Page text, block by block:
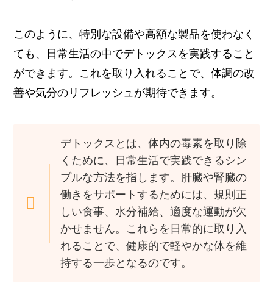
このように、特別な設備や高額な製品を使わなく
ても、日常生活の中でデトックスを実践すること
ができます。これを取り入れることで、体調の改
善や気分のリフレッシュが期待できます。
デトックスとは、体内の毒素を取り除
くために、日常生活で実践できるシン
プルな方法を指します。肝臓や腎臓の
働きをサポートするためには、規則正
しい食事、水分補給、適度な運動が欠
かせません。これらを日常的に取り入
れることで、健康的で軽やかな体を維
持する一歩となるのです。